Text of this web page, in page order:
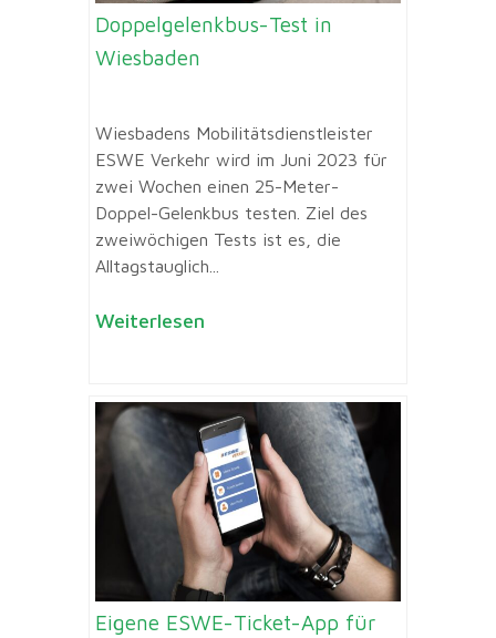
Doppelgelenkbus-Test in
Wiesbaden
Wiesbadens Mobilitätsdienstleister
ESWE Verkehr wird im Juni 2023 für
zwei Wochen einen 25-Meter-
Doppel-Gelenkbus testen. Ziel des
zweiwöchigen Tests ist es, die
Alltagstauglich...
Weiterlesen
Eigene ESWE-Ticket-App für